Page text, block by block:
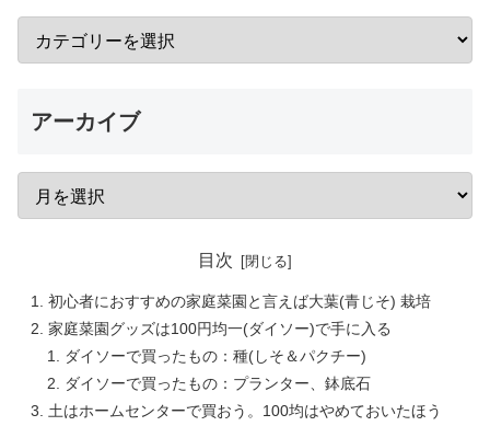
アーカイブ
目次
初心者におすすめの家庭菜園と言えば大葉(青じそ) 栽培
家庭菜園グッズは100円均一(ダイソー)で手に入る
ダイソーで買ったもの：種(しそ＆パクチー)
ダイソーで買ったもの：プランター、鉢底石
土はホームセンターで買おう。100均はやめておいたほう